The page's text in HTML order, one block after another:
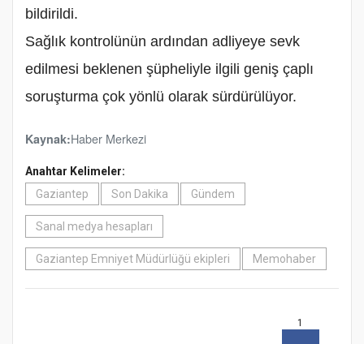
bildirildi.
Sağlık kontrolünün ardından adliyeye sevk
edilmesi beklenen şüpheliyle ilgili geniş çaplı
soruşturma çok yönlü olarak sürdürülüyor.
Kaynak:Haber Merkezi
Anahtar Kelimeler:
Gaziantep
Son Dakika Gündem
Sanal medya hesapları
Gaziantep Emniyet Müdürlüğü ekipleri Memohaber
1